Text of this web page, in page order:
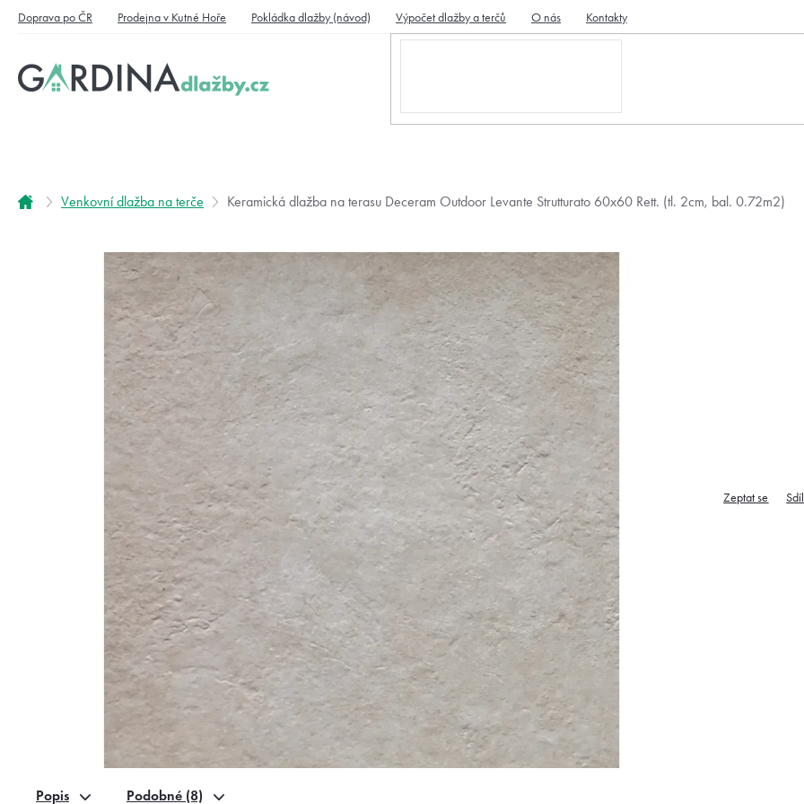
Doprava po ČR Prodejna v Kutné Hoře Pokládka dlažby (návod) Výpočet dlažby a terčů O nás Kontakty
DomůVenkovní dlažba na terče Keramická dlažba na terasu Deceram Outdoor Levante Strutturato 60x60 Rett. (tl. 2cm, bal. 0.72m2)
Zeptat se
Popis Podobné (8)